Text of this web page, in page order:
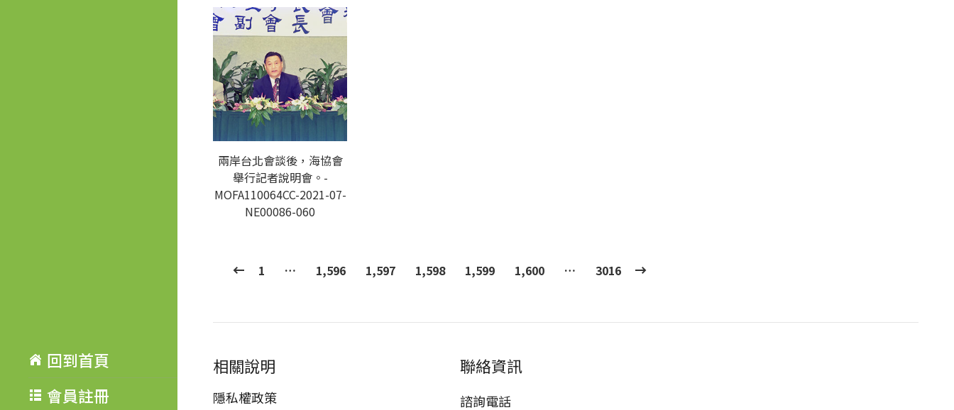
回到首頁
會員註冊
兩岸台北會談後，海協會
舉行記者說明會。-
MOFA110064CC-2021-07-
NE00086-060
1 … 1,596 1,597 1,598 1,599 1,600 … 3016
相關說明
隱私權政策
聯絡資訊
諮詢電話